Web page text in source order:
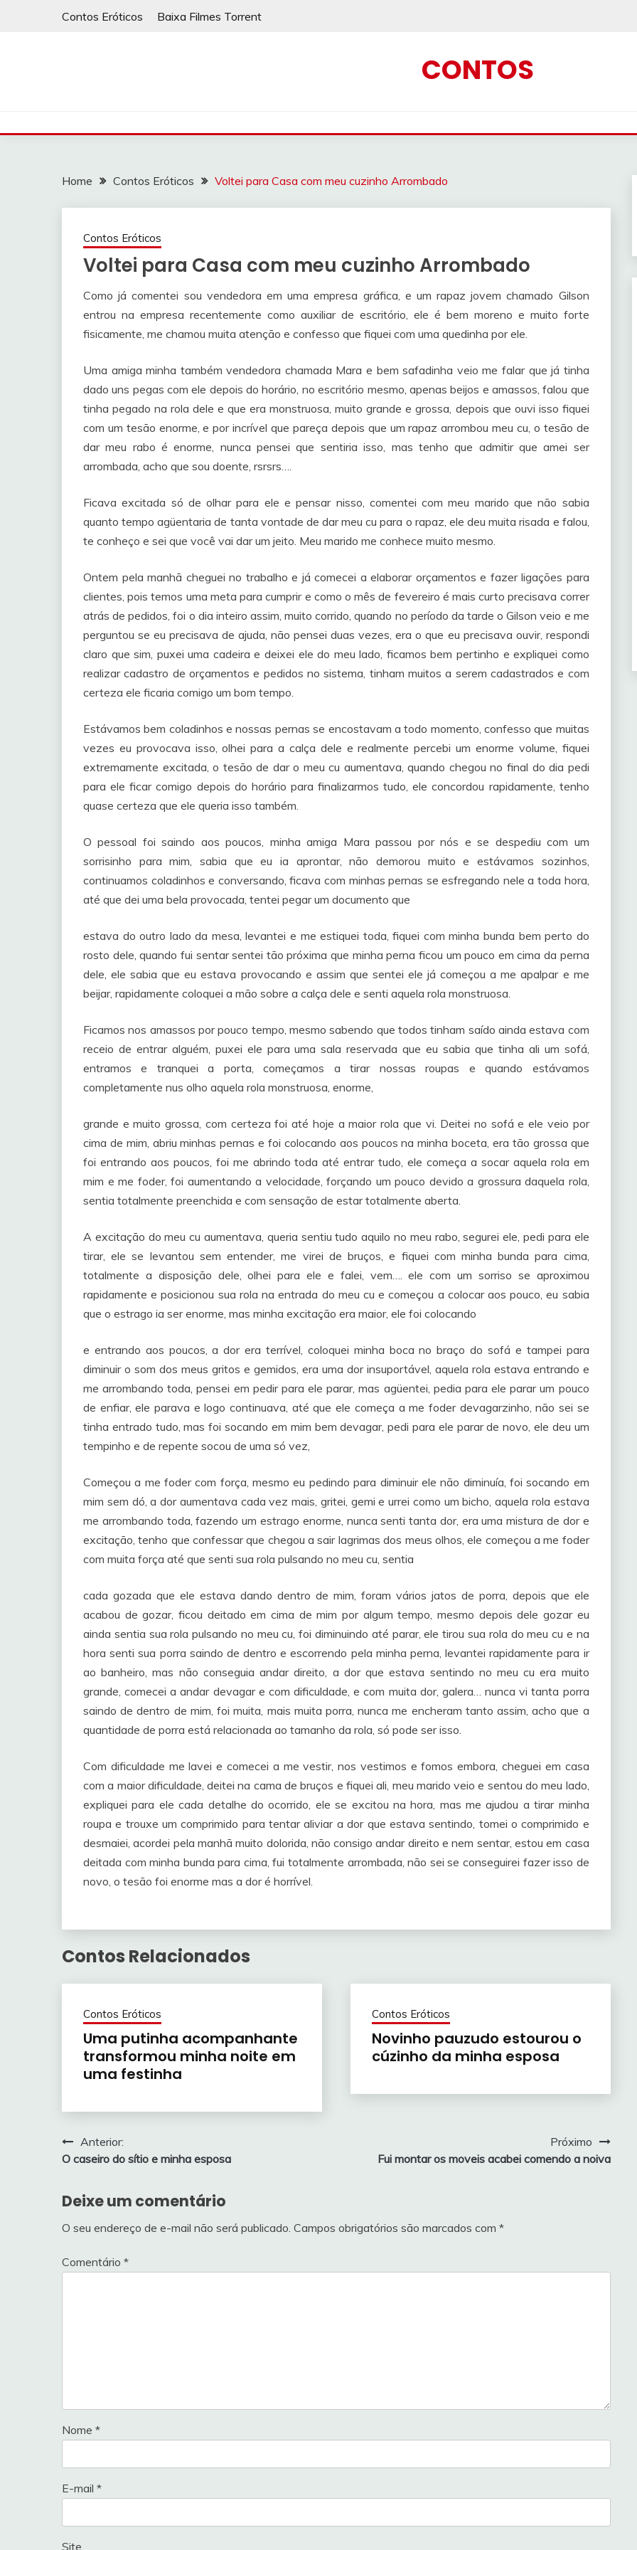
Contos Eróticos Baixa Filmes Torrent
CONTOS
Home Contos Eróticos Voltei para Casa com meu cuzinho Arrombado
Contos Eróticos
Voltei para Casa com meu cuzinho Arrombado
Como já comentei sou vendedora em uma empresa gráfica, e um rapaz jovem chamado Gilson
entrou na empresa recentemente como auxiliar de escritório, ele é bem moreno e muito forte
fisicamente, me chamou muita atenção e confesso que fiquei com uma quedinha por ele.
Uma amiga minha também vendedora chamada Mara e bem safadinha veio me falar que já tinha
dado uns pegas com ele depois do horário, no escritório mesmo, apenas beijos e amassos, falou que
tinha pegado na rola dele e que era monstruosa, muito grande e grossa, depois que ouvi isso fiquei
com um tesão enorme, e por incrível que pareça depois que um rapaz arrombou meu cu, o tesão de
dar meu rabo é enorme, nunca pensei que sentiria isso, mas tenho que admitir que amei ser
arrombada, acho que sou doente, rsrsrs….
Ficava excitada só de olhar para ele e pensar nisso, comentei com meu marido que não sabia
quanto tempo agüentaria de tanta vontade de dar meu cu para o rapaz, ele deu muita risada e falou,
te conheço e sei que você vai dar um jeito. Meu marido me conhece muito mesmo.
Ontem pela manhã cheguei no trabalho e já comecei a elaborar orçamentos e fazer ligações para
clientes, pois temos uma meta para cumprir e como o mês de fevereiro é mais curto precisava correr
atrás de pedidos, foi o dia inteiro assim, muito corrido, quando no período da tarde o Gilson veio e me
perguntou se eu precisava de ajuda, não pensei duas vezes, era o que eu precisava ouvir, respondi
claro que sim, puxei uma cadeira e deixei ele do meu lado, ficamos bem pertinho e expliquei como
realizar cadastro de orçamentos e pedidos no sistema, tinham muitos a serem cadastrados e com
certeza ele ficaria comigo um bom tempo.
Estávamos bem coladinhos e nossas pernas se encostavam a todo momento, confesso que muitas
vezes eu provocava isso, olhei para a calça dele e realmente percebi um enorme volume, fiquei
extremamente excitada, o tesão de dar o meu cu aumentava, quando chegou no final do dia pedi
para ele ficar comigo depois do horário para finalizarmos tudo, ele concordou rapidamente, tenho
quase certeza que ele queria isso também.
O pessoal foi saindo aos poucos, minha amiga Mara passou por nós e se despediu com um
sorrisinho para mim, sabia que eu ia aprontar, não demorou muito e estávamos sozinhos,
continuamos coladinhos e conversando, ficava com minhas pernas se esfregando nele a toda hora,
até que dei uma bela provocada, tentei pegar um documento que
estava do outro lado da mesa, levantei e me estiquei toda, fiquei com minha bunda bem perto do
rosto dele, quando fui sentar sentei tão próxima que minha perna ficou um pouco em cima da perna
dele, ele sabia que eu estava provocando e assim que sentei ele já começou a me apalpar e me
beijar, rapidamente coloquei a mão sobre a calça dele e senti aquela rola monstruosa.
Ficamos nos amassos por pouco tempo, mesmo sabendo que todos tinham saído ainda estava com
receio de entrar alguém, puxei ele para uma sala reservada que eu sabia que tinha ali um sofá,
entramos e tranquei a porta, começamos a tirar nossas roupas e quando estávamos
completamente nus olho aquela rola monstruosa, enorme,
grande e muito grossa, com certeza foi até hoje a maior rola que vi. Deitei no sofá e ele veio por
cima de mim, abriu minhas pernas e foi colocando aos poucos na minha boceta, era tão grossa que
foi entrando aos poucos, foi me abrindo toda até entrar tudo, ele começa a socar aquela rola em
mim e me foder, foi aumentando a velocidade, forçando um pouco devido a grossura daquela rola,
sentia totalmente preenchida e com sensação de estar totalmente aberta.
A excitação do meu cu aumentava, queria sentiu tudo aquilo no meu rabo, segurei ele, pedi para ele
tirar, ele se levantou sem entender, me virei de bruços, e fiquei com minha bunda para cima,
totalmente a disposição dele, olhei para ele e falei, vem…. ele com um sorriso se aproximou
rapidamente e posicionou sua rola na entrada do meu cu e começou a colocar aos pouco, eu sabia
que o estrago ia ser enorme, mas minha excitação era maior, ele foi colocando
e entrando aos poucos, a dor era terrível, coloquei minha boca no braço do sofá e tampei para
diminuir o som dos meus gritos e gemidos, era uma dor insuportável, aquela rola estava entrando e
me arrombando toda, pensei em pedir para ele parar, mas agüentei, pedia para ele parar um pouco
de enfiar, ele parava e logo continuava, até que ele começa a me foder devagarzinho, não sei se
tinha entrado tudo, mas foi socando em mim bem devagar, pedi para ele parar de novo, ele deu um
tempinho e de repente socou de uma só vez,
Começou a me foder com força, mesmo eu pedindo para diminuir ele não diminuía, foi socando em
mim sem dó, a dor aumentava cada vez mais, gritei, gemi e urrei como um bicho, aquela rola estava
me arrombando toda, fazendo um estrago enorme, nunca senti tanta dor, era uma mistura de dor e
excitação, tenho que confessar que chegou a sair lagrimas dos meus olhos, ele começou a me foder
com muita força até que senti sua rola pulsando no meu cu, sentia
cada gozada que ele estava dando dentro de mim, foram vários jatos de porra, depois que ele
acabou de gozar, ficou deitado em cima de mim por algum tempo, mesmo depois dele gozar eu
ainda sentia sua rola pulsando no meu cu, foi diminuindo até parar, ele tirou sua rola do meu cu e na
hora senti sua porra saindo de dentro e escorrendo pela minha perna, levantei rapidamente para ir
ao banheiro, mas não conseguia andar direito, a dor que estava sentindo no meu cu era muito
grande, comecei a andar devagar e com dificuldade, e com muita dor, galera… nunca vi tanta porra
saindo de dentro de mim, foi muita, mais muita porra, nunca me encheram tanto assim, acho que a
quantidade de porra está relacionada ao tamanho da rola, só pode ser isso.
Com dificuldade me lavei e comecei a me vestir, nos vestimos e fomos embora, cheguei em casa
com a maior dificuldade, deitei na cama de bruços e fiquei ali, meu marido veio e sentou do meu lado,
expliquei para ele cada detalhe do ocorrido, ele se excitou na hora, mas me ajudou a tirar minha
roupa e trouxe um comprimido para tentar aliviar a dor que estava sentindo, tomei o comprimido e
desmaiei, acordei pela manhã muito dolorida, não consigo andar direito e nem sentar, estou em casa
deitada com minha bunda para cima, fui totalmente arrombada, não sei se conseguirei fazer isso de
novo, o tesão foi enorme mas a dor é horrível.
Contos Relacionados
Contos Eróticos
Uma putinha acompanhante
transformou minha noite em
uma festinha
Contos Eróticos
Novinho pauzudo estourou o
cúzinho da minha esposa
Navegação
de
Post
Anterior:
O caseiro do sítio e minha esposa
Próximo
Fui montar os moveis acabei comendo a noiva
Deixe um comentário
O seu endereço de e-mail não será publicado. Campos obrigatórios são marcados com *
Comentário *
Nome *
E-mail *
Site